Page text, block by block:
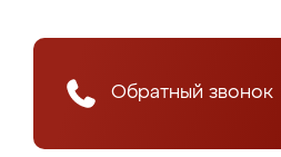
Обратный звонок